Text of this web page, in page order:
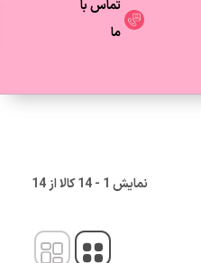
تماس با
ما
نمایش 1
-
14کالا از14